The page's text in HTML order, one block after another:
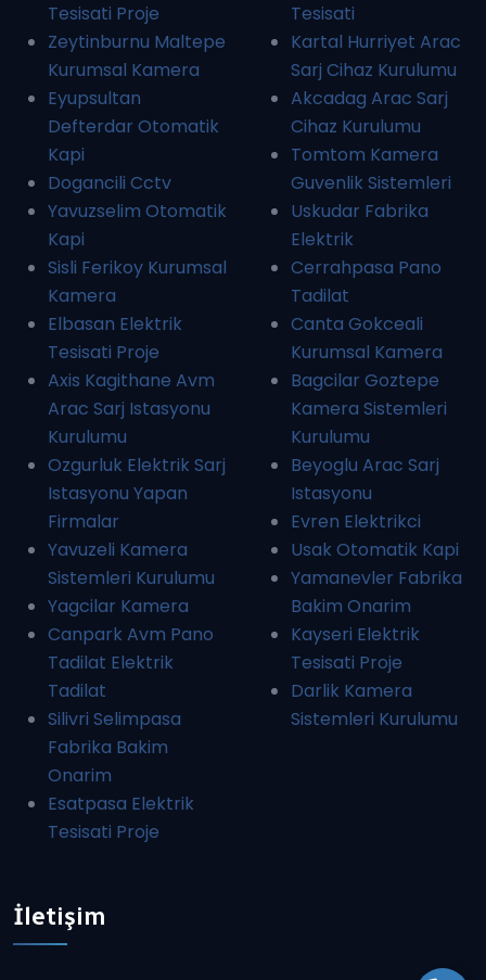
Tesisati Proje
Zeytinburnu Maltepe
Kurumsal Kamera
Eyupsultan
Defterdar Otomatik
Kapi
Dogancili Cctv
Yavuzselim Otomatik
Kapi
Sisli Ferikoy Kurumsal
Kamera
Elbasan Elektrik
Tesisati Proje
Axis Kagithane Avm
Arac Sarj Istasyonu
Kurulumu
Ozgurluk Elektrik Sarj
Istasyonu Yapan
Firmalar
Yavuzeli Kamera
Sistemleri Kurulumu
Yagcilar Kamera
Canpark Avm Pano
Tadilat Elektrik
Tadilat
Silivri Selimpasa
Fabrika Bakim
Onarim
Esatpasa Elektrik
Tesisati Proje
Tesisati
Kartal Hurriyet Arac
Sarj Cihaz Kurulumu
Akcadag Arac Sarj
Cihaz Kurulumu
Tomtom Kamera
Guvenlik Sistemleri
Uskudar Fabrika
Elektrik
Cerrahpasa Pano
Tadilat
Canta Gokceali
Kurumsal Kamera
Bagcilar Goztepe
Kamera Sistemleri
Kurulumu
Beyoglu Arac Sarj
Istasyonu
Evren Elektrikci
Usak Otomatik Kapi
Yamanevler Fabrika
Bakim Onarim
Kayseri Elektrik
Tesisati Proje
Darlik Kamera
Sistemleri Kurulumu
İletişim